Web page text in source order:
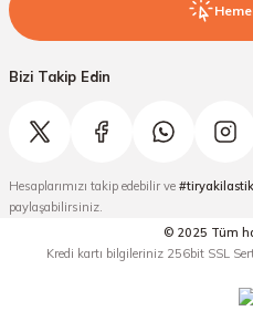
Bizi Takip Edin
Hesaplarımızı takip edebilir ve
paylaşabilirsiniz.
© 2025 Tüm
Kredi kartı bilgileriniz 256bit SSL